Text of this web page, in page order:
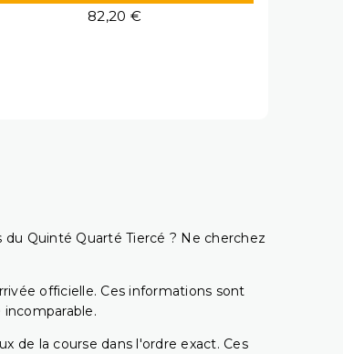
82,20 €
Quinté Quarté Tiercé ? Ne cherchez
officielle. Ces informations sont
de la course dans l'ordre exact. Ces